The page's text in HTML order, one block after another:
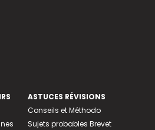
ASTUCES RÉVISIONS
Conseils et Méthodo
Sujets probables Brevet